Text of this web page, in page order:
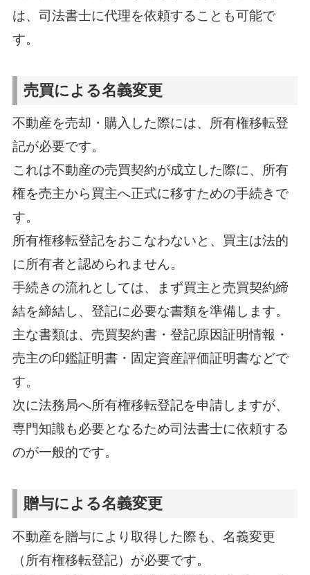
は、司法書士に代理を依頼することも可能で
す。
売買による名義変更
不動産を売却・購入した際には、所有権移転登
記が必要です。
これは不動産の売買契約が成立した際に、所有
権を売主から買主へ正式に移すための手続きで
す。
所有権移転登記をおこなわないと、買主は法的
に所有者と認められません。
手続きの流れとしては、まず買主と売買契約締
結を締結し、登記に必要な書類を準備します。
主な書類は、売買契約書・登記原因証明情報・
売主の印鑑証明書・固定資産評価証明書などで
す。
次に法務局へ所有権移転登記を申請しますが、
専門知識も必要となるため司法書士に依頼する
のが一般的です。
贈与による名義変更
不動産を贈与により取得した際も、名義変更
（所有権移転登記）が必要です。